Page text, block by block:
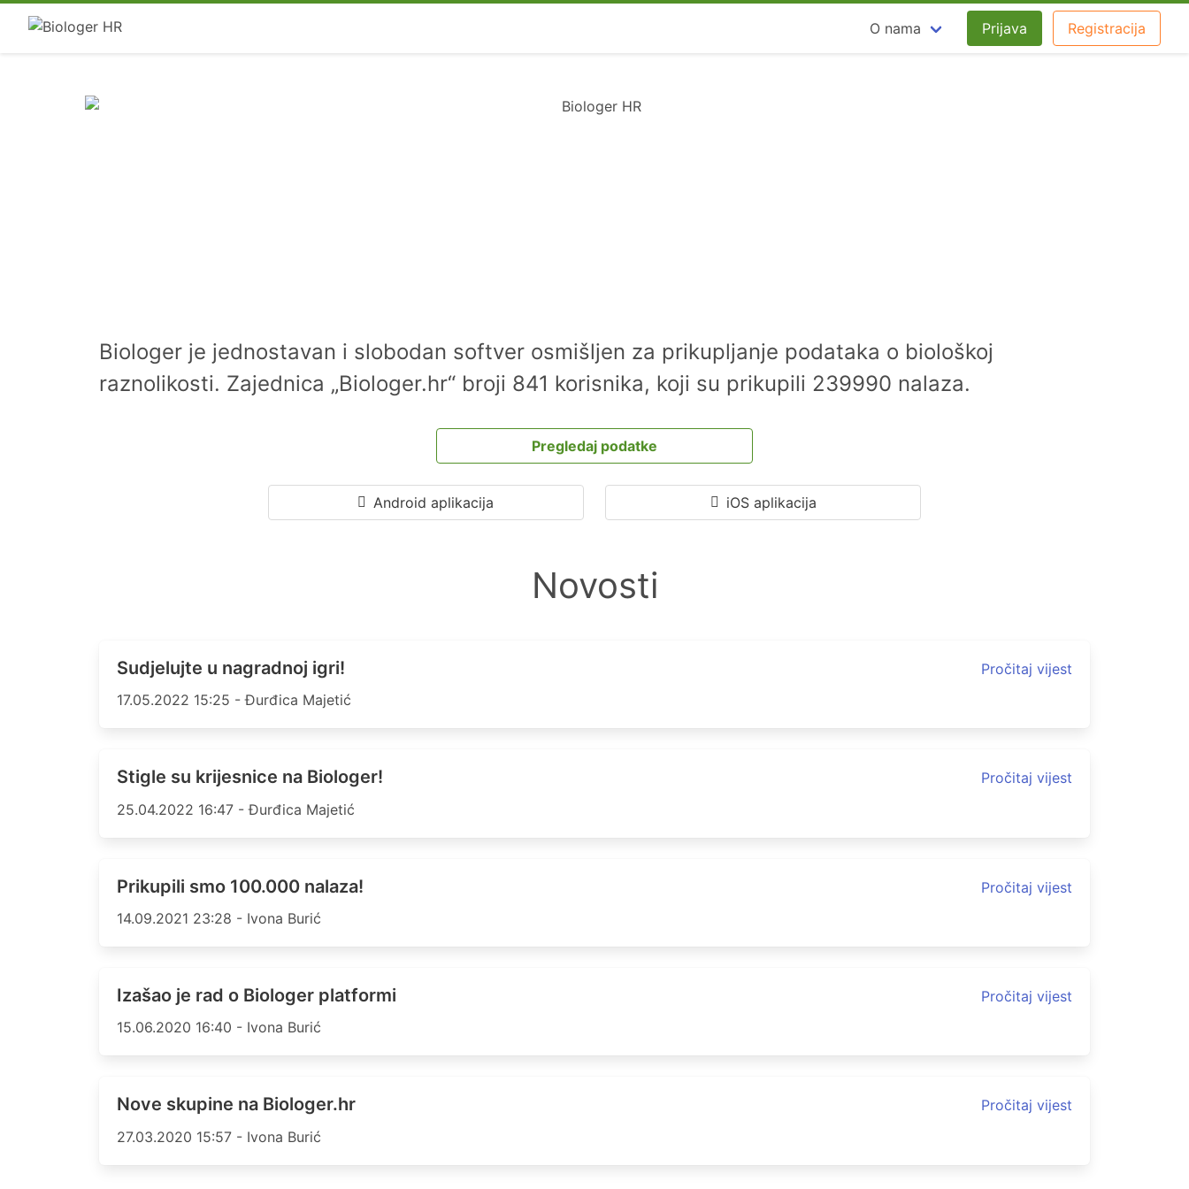
O nama Prijava Registracija
Biologer je jednostavan i slobodan softver osmišljen za prikupljanje podataka o biološkoj
raznolikosti. Zajednica „Biologer.hr“ broji 841 korisnika, koji su prikupili 239990 nalaza.
Pregledaj podatke
Android aplikacija iOS aplikacija
Novosti
Sudjelujte u nagradnoj igri!
17.05.2022 15:25 - Đurđica Majetić
Pročitaj vijest
Stigle su krijesnice na Biologer!
25.04.2022 16:47 - Đurđica Majetić
Pročitaj vijest
Prikupili smo 100.000 nalaza!
14.09.2021 23:28 - Ivona Burić
Pročitaj vijest
Izašao je rad o Biologer platformi
15.06.2020 16:40 - Ivona Burić
Pročitaj vijest
Nove skupine na Biologer.hr
27.03.2020 15:57 - Ivona Burić
Pročitaj vijest